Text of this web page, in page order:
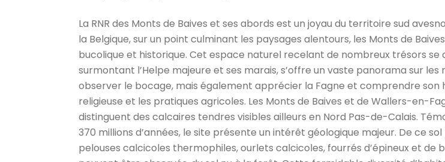
La RNR des Monts de Baives et ses abords est un joyau du territoire sud
la Belgique, sur un point culminant les paysages alentours, les Monts de
bucolique et historique. Cet espace naturel recelant de nombreux trésors se
surmontant l’Helpe majeure et ses marais, s’offre un vaste panorama sur
observer le bocage, mais également apprécier la Fagne et comprendre son
religieuse et les pratiques agricoles. Les Monts de Baives et de Wallers-en-
distinguent des calcaires tendres visibles ailleurs en Nord Pas-de-Calais.
370 millions d’années, le site présente un intérêt géologique majeur. De ce
pelouses calcicoles thermophiles, ourlets calcicoles, fourrés d’épineux et de